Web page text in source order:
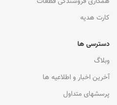
کارت هدیه
دسترسی ها
وبلاگ
آخرین اخبار و اطلاعیه ها
پرسشهای متداول